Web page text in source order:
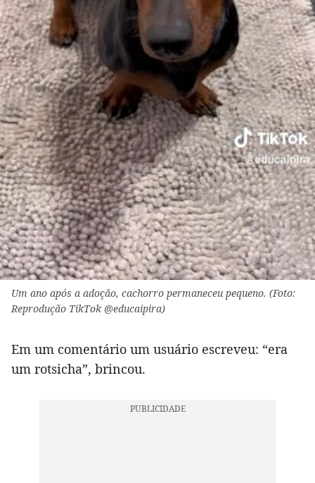
Um ano após a adoção, cachorro permaneceu pequeno. (Foto:
Reprodução TikTok @educaipira)
Em um comentário um usuário escreveu: “era
um rotsicha”, brincou.